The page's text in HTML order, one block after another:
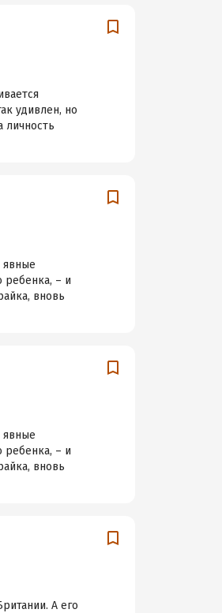
удивлен, но
явные
ребенка, – и
вновь
явные
ребенка, – и
вновь
А его